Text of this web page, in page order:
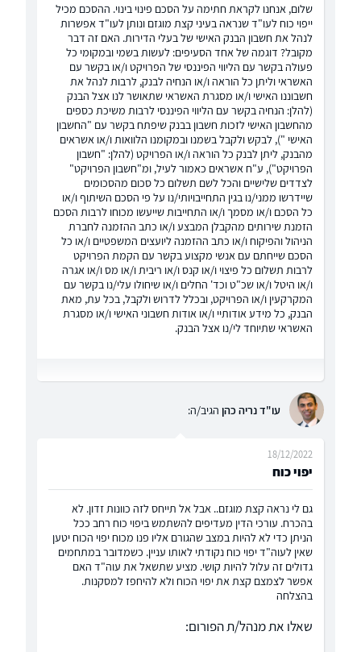
שלום, אנחנו לקראת חתימה על הסכם פינוי בינוי. ההסכם מכיל
ייפוי כוח לעו"ד שנראה בעיני קצת מוגזם ונותן לעו"ד אפשרות
לנהל את חשבון הבנק האישי של בעלי הדירות. האם זה דבר
מקובל? דוגמה של אחד הסעיפים: לעשות בשמי ובמקומי כל
פעולה בקשר עם הליווי הפיננסי של הפרויקט ו/או בקשר עם
האשראי וליתן כל הוראה ו/או הנחיה לבנק, לרבות לנהל את
חשבוננו האישי ו/או מסגרת האשראי שתאושר לנו אצל הבנק
(להלן: הנחיה בקשר עם הליווי הפיננסי לרבות משיכת כספים
מהחשבון האישי לזכות חשבון בבנק שיפתח בקשר עם "החשבון
האישי "), לבקש ולקבל בשמנו ובמקומנו הלוואות ו/או אשראים
מהבנק, ליתן לבנק כל הוראה ו/או הפרויקט (להלן: "חשבון
הפרויקט"), ע"ח אשראים כאמור לעיל, ומ"חשבון הפרויקט"
לצדדים שלישיים והכל לשם תשלום כל סכום מהסכומים
שיידרשו ממני/נו בגין התחייבויותי/נו על פי הסכם השיתוף ו/או
כל הסכם ו/או מסמך ו/או התחייבות שייעשו מכוחו לרבות הסכם
הזמנת שירותים מהקבלן המבצע ו/או כתב ההזמנה לחברת
הניהול והפיקוח ו/או כתב ההזמנה ליועצים המשפטיים ו/או כל
הסכם שייחתם עם אנשי מקצוע בקשר עם הקמת הפרויקט
לרבות תשלום כל פיצוי ו/או קנס ו/או ריבית ו/או מס ו/או אגרה
ו/או היטל ו/או שכ"ט וכד' החלים ו/או שיחולו עלי/נו בקשר עם
המקרקעין ו/או הפרויקט, ובכלל לדרוש ולקבל, בכל עת, מאת
הבנק, כל מידע אודותיי ו/או אודות חשבוני האישי ו/או מסגרת
האשראי שתיוחד לי/נו אצל הבנק.
עו"ד נריה כהן הגיב/ה:
יפוי כוח
18/12/2022
גם לי נראה קצת מוגזם.. אבל אל תייחס לזה כוונות זדון. לא
בהכרח. עורכי הדין מעדיפים להשתמש ביפוי כוח רחב ככל
הניתן כדי לא להיות במצב שהגורם אליו פנו מכוח יפוי הכוח יטען
שאין לעוה"ד יפוי כוח נקודתי לאותו עניין. כשמדובר במתחמים
גדולים זה עלול להיות קושי. מציע שתשאל את עוה"ד האם
אפשר לצמצם קצת את יפוי הכוח ולא להיחפז למסקנות.
בהצלחה
שאלו את מנהל/ת הפורום: